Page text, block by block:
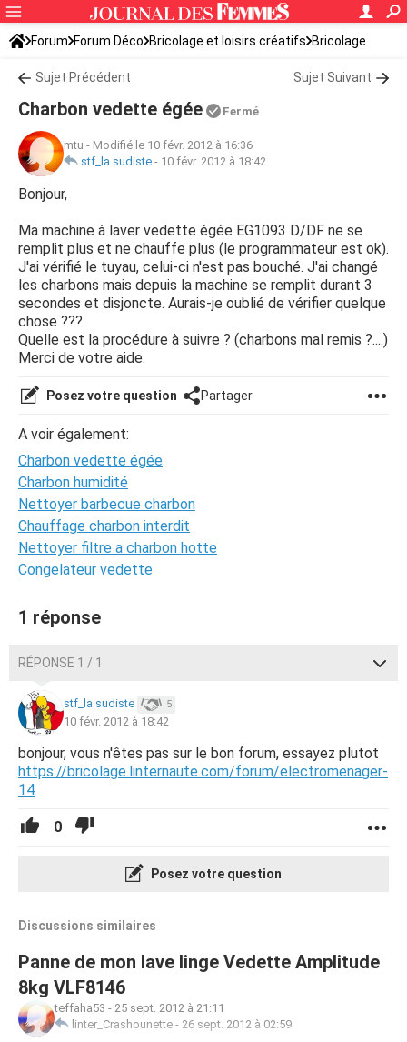
Forum Forum Déco Bricolage et loisirs créatifs Bricolage
Sujet Précédent Sujet Suivant
Charbon vedette égée Fermé
mtu - Modifié le 10 févr. 2012 à 16:36
stf_la sudiste - 10 févr. 2012 à 18:42
Bonjour,
Ma machine à laver vedette égée EG1093 D/DF ne se
remplit plus et ne chauffe plus (le programmateur est ok).
J'ai vérifié le tuyau, celui-ci n'est pas bouché. J'ai changé
les charbons mais depuis la machine se remplit durant 3
secondes et disjoncte. Aurais-je oublié de vérifier quelque
chose ???
Quelle est la procédure à suivre ? (charbons mal remis ?....)
Merci de votre aide.
Posez votre question Partager
A voir également:
Charbon vedette égée
Charbon humidité
Nettoyer barbecue charbon
Chauffage charbon interdit
Nettoyer filtre a charbon hotte
Congelateur vedette
1 réponse
RÉPONSE 1 / 1
stf_la sudiste 5
10 févr. 2012 à 18:42
bonjour, vous n'êtes pas sur le bon forum, essayez plutot
https://bricolage.linternaute.com/forum/electromenager-
14
0
Posez votre question
Discussions similaires
Panne de mon lave linge Vedette Amplitude
8kg VLF8146
teffaha53 - 25 sept. 2012 à 21:11
linter_Crashounette - 26 sept. 2012 à 02:59